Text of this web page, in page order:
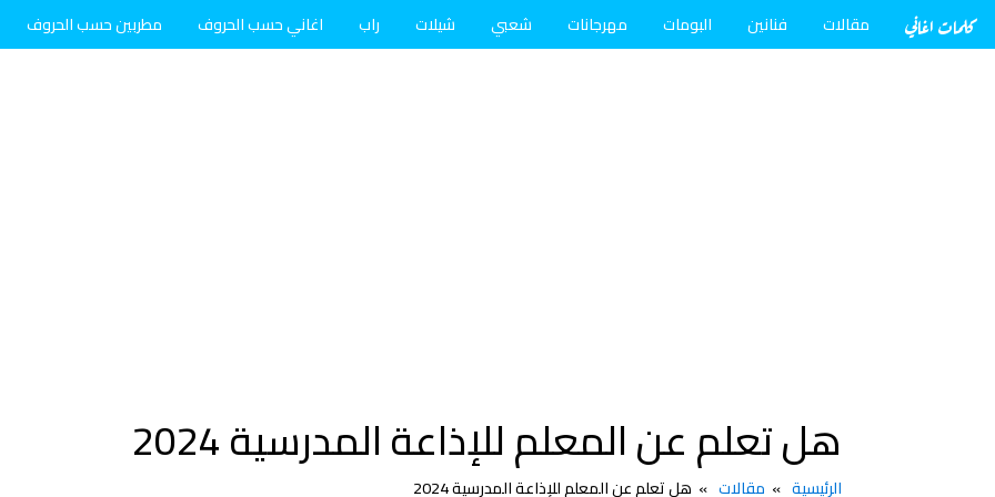
كلمات اغاني مقالات فنانين البومات مهرجانات شعبي شيلات راب اغاني حسب الحروف مطربين حسب الحروف
هل تعلم عن المعلم للإذاعة المدرسية 2024
الرئيسية مقالات هل تعلم عن المعلم للإذاعة المدرسية 2024